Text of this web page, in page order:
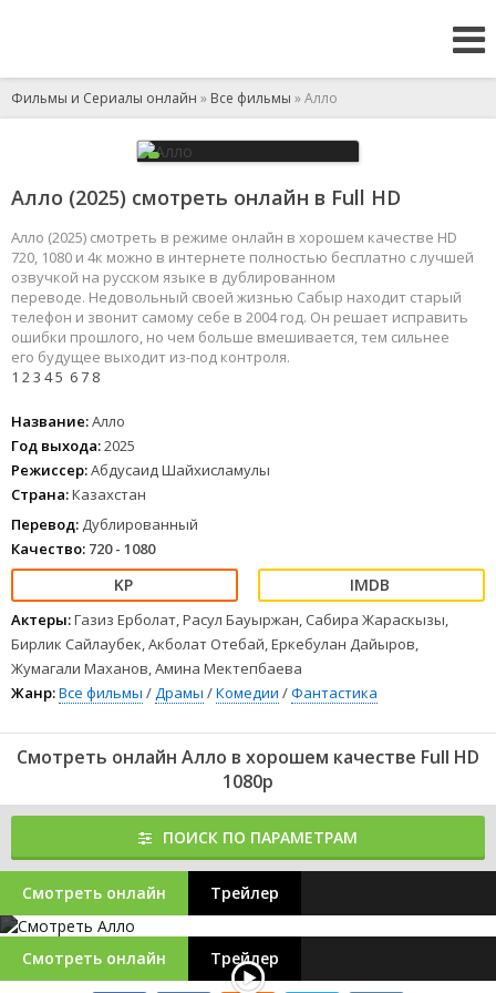
Фильмы и Сериалы онлайн » Все фильмы » Алло
Алло (2025) смотреть онлайн в Full HD
Алло (2025) смотреть в режиме онлайн в хорошем качестве HD
720, 1080 и 4к можно в интернете полностью бесплатно с лучшей
озвучкой на русском языке в дублированном
переводе. Недовольный своей жизнью Сабыр находит старый
телефон и звонит самому себе в 2004 год. Он решает исправить
ошибки прошлого, но чем больше вмешивается, тем сильнее
его будущее выходит из-под контроля.
1 23 45 67 8
Название:Алло
Год выхода:2025
Режиссер:Абдусаид Шайхисламулы
Страна:Казахстан
Перевод: Дублированный
Качество: 720 - 1080
Актеры:Газиз Ерболат, Расул Бауыржан, Сабира Жараскызы,
Бирлик Сайлаубек, Акболат Отебай, Еркебулан Дайыров,
Жумагали Маханов, Амина Мектепбаева
Жанр:Все фильмы /Драмы /Комедии /Фантастика
Смотреть онлайн Алло в хорошем качестве Full HD
1080p
ПОИСК ПО ПАРАМЕТРАМ
Смотреть онлайн Трейлер
Смотреть онлайн Трейлер